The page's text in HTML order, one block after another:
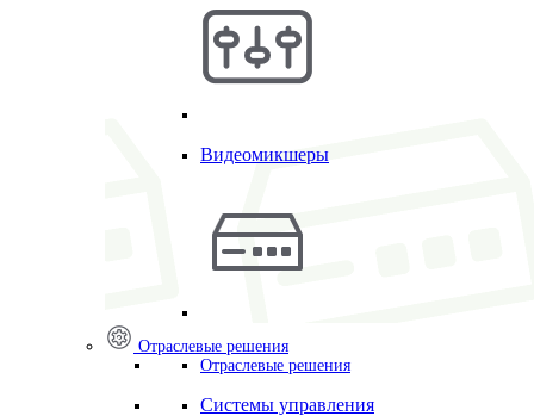
Видеомикшеры
Отраслевые решения
Отраслевые решения
Системы управления